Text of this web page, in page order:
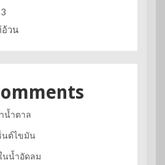
อ้วน
น้ำตาล
นต์ไขมัน
นน้ำอัดลม